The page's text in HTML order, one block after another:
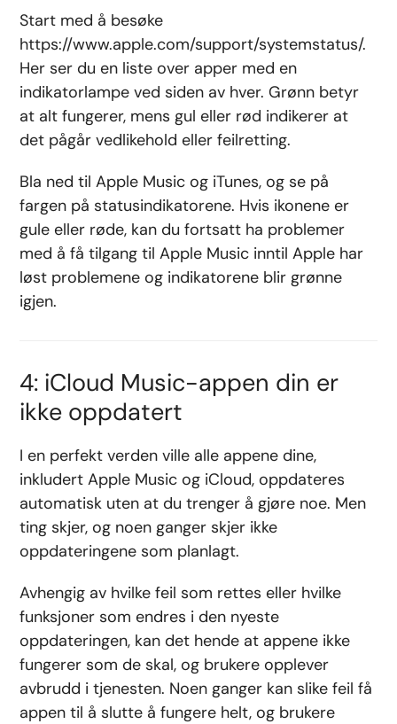
Start med å besøke
https://www.apple.com/support/systemstatus/.
Her ser du en liste over apper med en
indikatorlampe ved siden av hver. Grønn betyr
at alt fungerer, mens gul eller rød indikerer at
det pågår vedlikehold eller feilretting.
Bla ned til Apple Music og iTunes, og se på
fargen på statusindikatorene. Hvis ikonene er
gule eller røde, kan du fortsatt ha problemer
med å få tilgang til Apple Music inntil Apple har
løst problemene og indikatorene blir grønne
igjen.
4: iCloud Music-appen din er
ikke oppdatert
I en perfekt verden ville alle appene dine,
inkludert Apple Music og iCloud, oppdateres
automatisk uten at du trenger å gjøre noe. Men
ting skjer, og noen ganger skjer ikke
oppdateringene som planlagt.
Avhengig av hvilke feil som rettes eller hvilke
funksjoner som endres i den nyeste
oppdateringen, kan det hende at appene ikke
fungerer som de skal, og brukere opplever
avbrudd i tjenesten. Noen ganger kan slike feil få
appen til å slutte å fungere helt, og brukere